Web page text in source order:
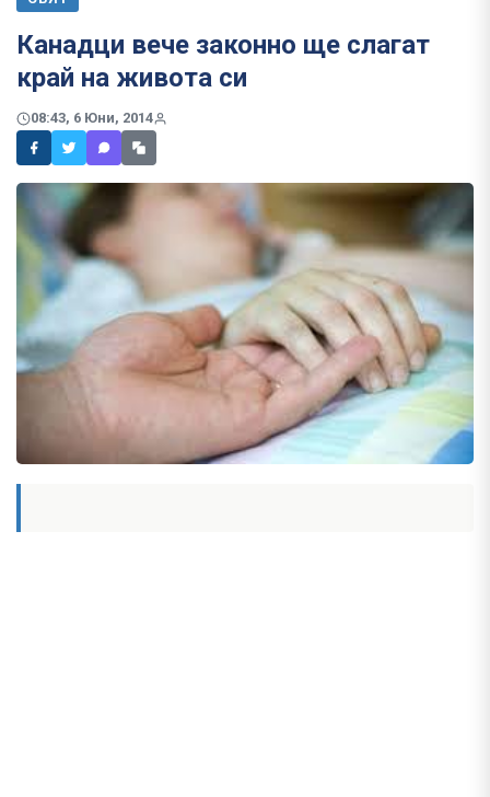
Канадци вече законно ще слагат
край на живота си
08:43, 6 Юни, 2014